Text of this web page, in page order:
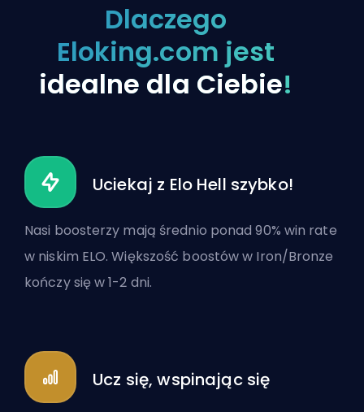
Dlaczego
Eloking.com jest
idealne dla Ciebie!
Uciekaj z Elo Hell szybko!
Nasi boosterzy mają średnio ponad 90% win rate
w niskim ELO. Większość boostów w Iron/Bronze
kończy się w 1-2 dni.
Ucz się, wspinając się